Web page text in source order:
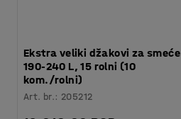
Ekstra veliki džakovi za smeće
190-240 L, 15 rolni (10
kom./rolni)
Art. br.: 205212